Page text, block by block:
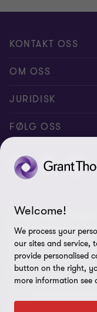
KONTAKT OSS
Medarbeidere
Kontakt oss
OM OSS
Om oss
Karriere
Åpenhetsrapport
JURIDISK
Personvernerklæring
Disclaimer
Varsel
Informasjonskapsler
FØLG OSS
© 2026 Grant
Thornton” refers to
member firms provide
clients and/or refers
requires. Grant
Thornton International
Welcome!
We process your
our sites and service,
provide personalised
button on the right,
more information see